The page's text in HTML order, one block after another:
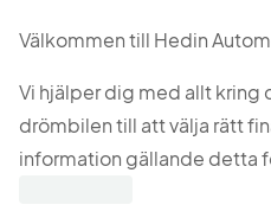
Välkommen till Hedin
Vi hjälper dig med allt
drömbilen till att välja rätt
information gällande detta